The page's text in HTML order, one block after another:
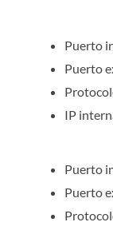
Puerto
Puerto
IP
Puerto
Puerto